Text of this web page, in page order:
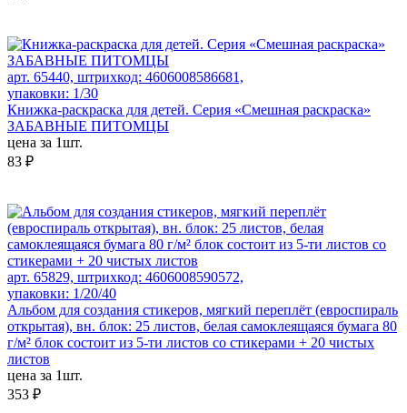
арт. 65440, штрихкод: 4606008586681,
упаковки: 1/30
Книжка-раскраска для детей. Серия «Смешная раскраска»
ЗАБАВНЫЕ ПИТОМЦЫ
цена за 1шт.
83 ₽
арт. 65829, штрихкод: 4606008590572,
упаковки: 1/20/40
Альбом для создания стикеров, мягкий переплёт (евроспираль
открытая), вн. блок: 25 листов, белая самоклеящаяся бумага 80
г/м² блок состоит из 5-ти листов со стикерами + 20 чистых
листов
цена за 1шт.
353 ₽